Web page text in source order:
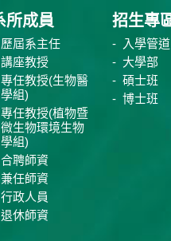
所成員
歷屆系主任
講座教授
專任教授(生物醫
學組)
專任教授(植物暨
微生物環境生物
學組)
合聘師資
兼任師資
行政人員
退休師資
招生專
入學管道
大學部
碩士班
博士班